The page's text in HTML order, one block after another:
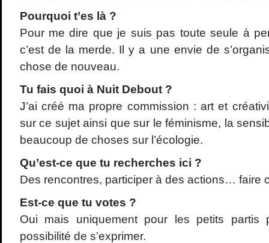
Pourquoi t’es l à ?
Pour me dire que je suis pas toute seule à
c’est de la merde. Il y a une envie de
chose de nouveau.
Tu fais quoi à Nuit Debout ?
J’ai créé ma propre commission : art et
sur ce sujet ainsi que sur le féminisme, la
beaucoup de choses sur l’écologie.
Qu’est-ce que tu recherches ici ?
Des rencontres, participer à des actions… faire
Est-ce que tu votes ?
Oui mais uniquement pour les petits partis
possibilité de s’exprimer.